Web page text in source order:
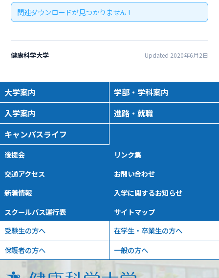
関連ダウンロードが見つかりません !
健康科学大学 Updated 2020年6月2日
大学案内
学部・学科案内
入学案内
進路・就職
キャンパスライフ
後援会
リンク集
交通アクセス
お問い合わせ
新着情報
入学に関するお知らせ
スクールバス運行表
サイトマップ
受験生の方へ
在学生・卒業生の方へ
保護者の方へ
一般の方へ